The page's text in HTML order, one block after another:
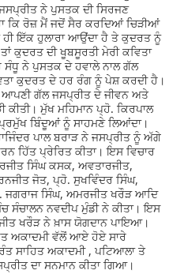
ਨੇ ਪੁਸਤਕ ਦੀ ਸਿਰਜਣ
ਕਿ ਰੋਜ਼ ਮੈਂ ਜਦੋਂ ਸੈਰ ਕਰਦਿਆਂ ਚਿੜੀਆਂ
ਇੱਕ ਹੁਲਾਰਾ ਆਉਂਦਾ ਹੈ ਤੇ ਕੁਦਰਤ ਨੂੰ
ਕੁਦਰਤ ਦੀ ਖੂਬਸੂਰਤੀ ਮੇਰੀ ਕਵਿਤਾ
ਸੰਧੂ ਨੇ ਪੁਸਤਕ ਦੇ ਹਵਾਲੇ ਨਾਲ ਗੱਲ
ਕੁਦਰਤ ਦੇ ਹਰ ਰੰਗ ਨੂੰ ਪੇਸ਼ ਕਰਦੀ ਹੈ।
ਆਪਣੀ ਗੱਲ ਜਸਪ੍ਰੀਤ ਦੇ ਜੀਵਨ ਅਤੇ
ਮੁੱਖ ਮਹਿਮਾਨ ਪ੍ਹੋ. ਕਿਰਪਾਲ
ਬਿੰਦੂਆਂ ਨੂੰ ਸਾਹਮਣੇ ਲਿਆਂਦਾ।
ਪਾਲ ਬਰਾੜ ਨੇ ਜਸਪ੍ਰੀਤ ਨੂੰ ਅੱਗੇ
ਹਿੱਤ ਪ੍ਰੇਰਿਤ ਕੀਤਾ। ਇਸ ਵਿਚਾਰ
ਸਿੰਘ ਕਸਕ, ਅਵਤਾਰਜੀਤ,
ਜੋਤ, ਪ੍ਹੋ. ਸੁਖਵਿੰਦਰ ਸਿੰਘ,
ਜਗਰਾਜ ਸਿੰਘ, ਅਮਰਜੀਤ ਖਰੌੜ ਆਦਿ
ਸੰਚਾਲਨ ਨਵਦੀਪ ਮੁੰਡੀ ਨੇ ਕੀਤਾ। ਇਸ
ਖਰੌੜ ਨੇ ਖ਼ਾਸ ਯੋਗਦਾਨ ਪਾਇਆ।
ਅਕਾਦਮੀ ਵੱਲੋਂ ਆਏ ਹੋਏ ਸਾਰੇ
ਸਾਹਿਤ ਅਕਾਦਮੀ , ਪਟਿਆਲਾ ਤੇ
ਦਾ ਸਨਮਾਨ ਕੀਤਾ ਗਿਆ।